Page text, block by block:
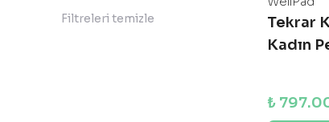
Filtreleri temizle
Tekrar
Kadın
₺